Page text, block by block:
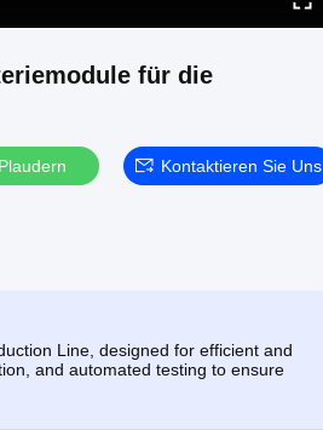
für die
Plaudern Kontaktieren Sie Uns
Line, designed for efficient and
and automated testing to ensure